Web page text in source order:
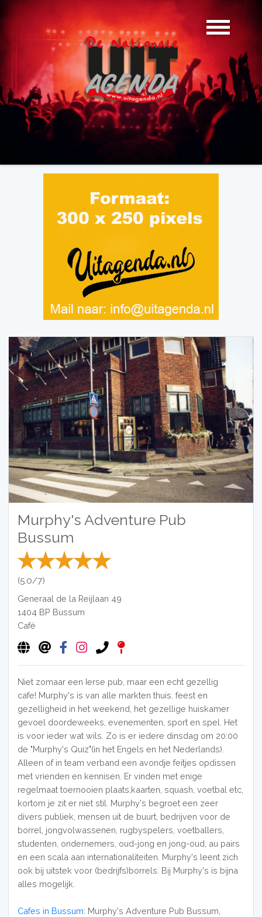
Murphy's Adventure Pub
Bussum
(5.0/7)
Generaal de la Reijlaan 49
1404 BP Bussum
Café
Niet zomaar een Ierse pub, maar een echt gezellig
cafe! Murphy's is van alle markten thuis. feest en
gezelligheid in het weekend, het gezellige huiskamer
gevoel doordeweeks, evenementen, sport en spel. Het
is voor ieder wat wils. Zo is er iedere dinsdag om 20:00
de "Murphy's Quiz"(in het Engels en het Nederlands).
Alleen of in team verband een avondje feitjes opdissen
met vrienden en kennisen. Er vinden met enige
regelmaat toernooien plaats,kaarten, squash, voetbal etc,
kortom je zit er niet stil. Murphy's begroet een zeer
divers publiek, mensen uit de buurt, bedrijven voor de
borrel, jongvolwassenen, rugbyspelers, voetballers,
studenten, ondernemers, oud-jong en jong-oud, au pairs
en een scala aan internationaliteiten. Murphy's leent zich
ook bij uitstek voor (bedrijfs)borrels. Bij Murphy's is bijna
alles mogelijk.
Cafes in Bussum: Murphy's Adventure Pub Bussum,